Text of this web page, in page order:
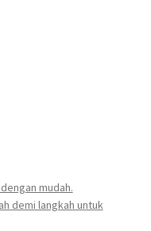
mudah.
demi langkah untuk